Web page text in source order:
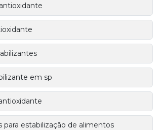
em sp
para estabilização de alimentos